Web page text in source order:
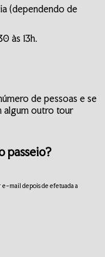
(dependendo de
às 13h.
de pessoas e se
algum outro tour
passeio?
mail depois de efetuada a